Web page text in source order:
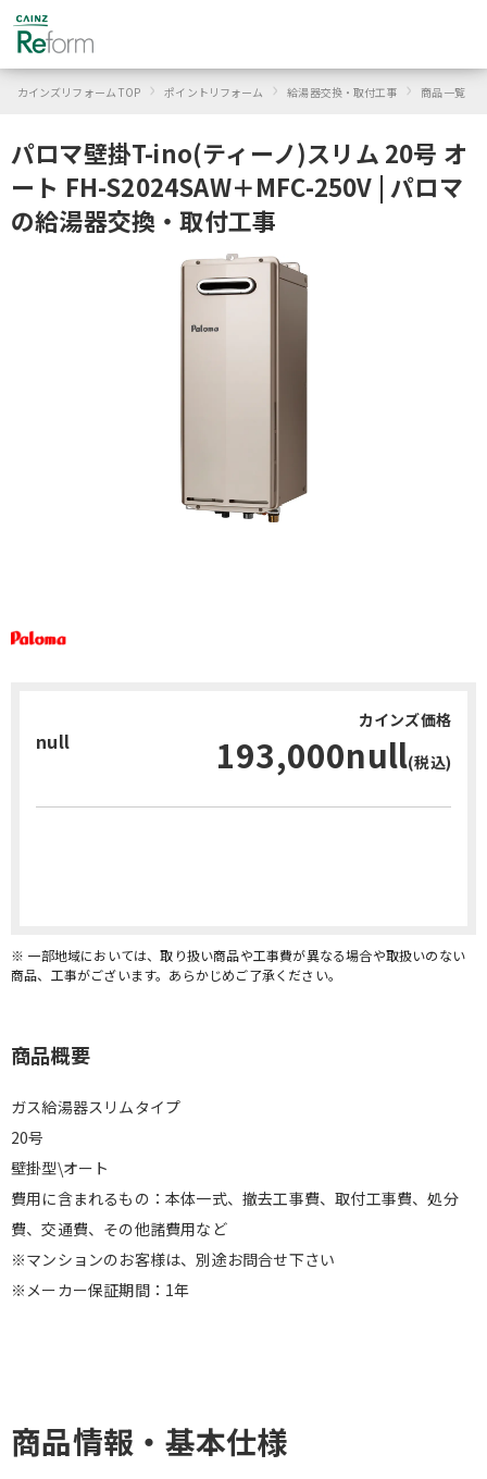
カインズリフォーム TOP › ポイントリフォーム › 給湯器交換・取付工事 › 商品一覧
パロマ壁掛T-ino(ティーノ)スリム 20号 オ
ート FH-S2024SAW＋MFC-250V | パロマ
の給湯器交換・取付工事
null
カインズ価格
193,000null(税込)
※ 一部地域においては、取り扱い商品や工事費が異なる場合や取扱いのない
商品、工事がございます。あらかじめご了承ください。
商品概要
ガス給湯器スリムタイプ
20号
壁掛型\オート
費用に含まれるもの：本体一式、撤去工事費、取付工事費、処分
費、交通費、その他諸費用など
※マンションのお客様は、別途お問合せ下さい
※メーカー保証期間：1年
商品情報・基本仕様